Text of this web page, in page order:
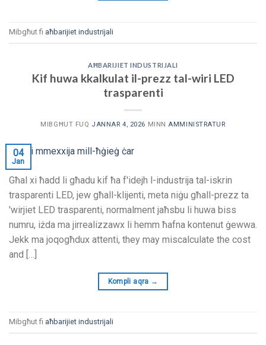
Mibgħut fi aħbarijiet industrijali
AĦBARIJIET INDUSTRIJALI
Kif huwa kkalkulat il-prezz tal-wiri LED
trasparenti
MIBGĦUT FUQ JANNAR 4, 2026 MINNAMMINISTRATUR
04
Jan
Għal xi ħadd li għadu kif ħa f'idejh l-industrija tal-iskrin
trasparenti LED, jew għall-klijenti, meta niġu għall-prezz ta
'wirjiet LED trasparenti, normalment jaħsbu li huwa biss
numru, iżda ma jirrealizzawx li hemm ħafna kontenut ġewwa.
Jekk ma joqogħdux attenti, they may miscalculate the cost
and […]
Kompli aqra →
Mibgħut fi aħbarijiet industrijali